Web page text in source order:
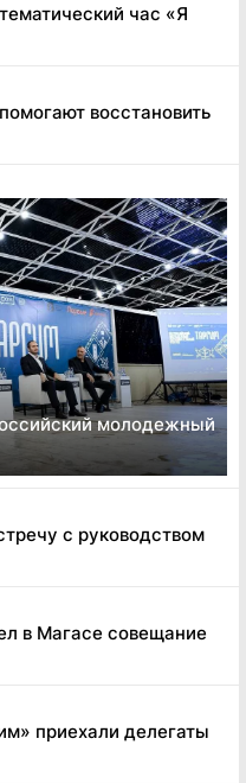
час «Я
восстановить
молодежный
с руководством
в Магасе совещание
приехали делегаты